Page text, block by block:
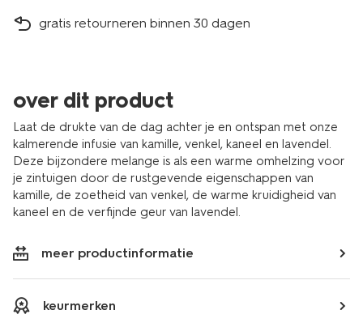
gratis retourneren binnen 30 dagen
over dit product
Laat de drukte van de dag achter je en ontspan met onze
kalmerende infusie van kamille, venkel, kaneel en lavendel.
Deze bijzondere melange is als een warme omhelzing voor
je zintuigen door de rustgevende eigenschappen van
kamille, de zoetheid van venkel, de warme kruidigheid van
kaneel en de verfijnde geur van lavendel.
meer productinformatie
keurmerken